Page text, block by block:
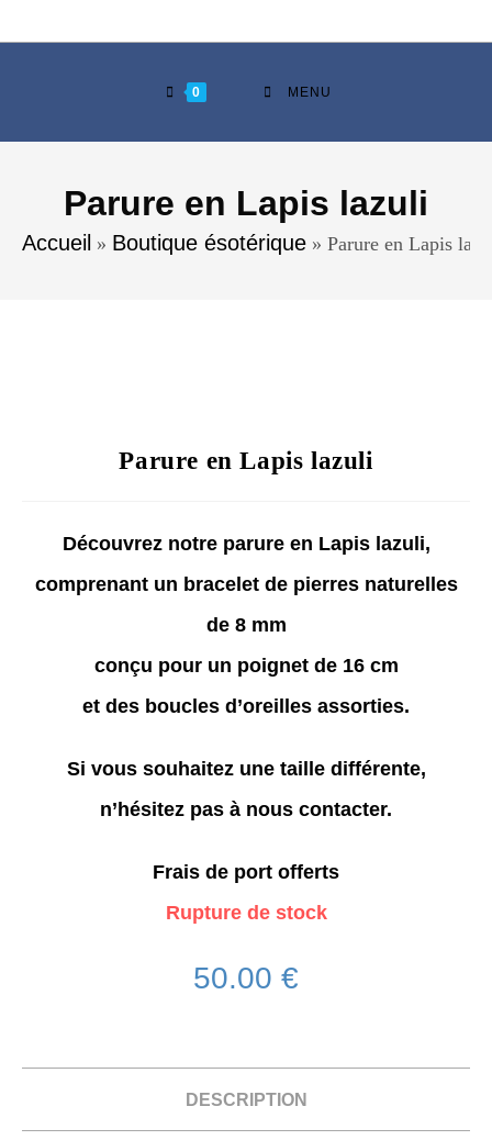
0 MENU
Parure en Lapis lazuli
Accueil » Boutique ésotérique » Parure en Lapis
Parure en Lapis lazuli
Découvrez notre parure en Lapis lazuli,
comprenant un bracelet de pierres naturelles
de 8 mm
conçu pour un poignet de 16 cm
et des boucles d’oreilles assorties.
Si vous souhaitez une taille différente,
n’hésitez pas à nous contacter.
Frais de port offerts
Rupture de stock
50.00 €
DESCRIPTION